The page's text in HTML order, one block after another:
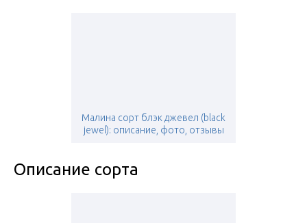
Малина сорт блэк джевел (black
jewel): описание, фото, отзывы
Описание сорта